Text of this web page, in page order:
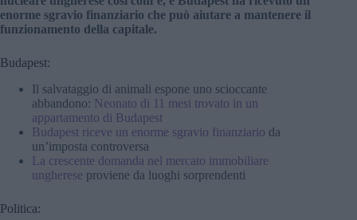
enorme sgravio finanziario che può aiutare a mantenere il
funzionamento della capitale.
Budapest:
Il salvataggio di animali espone uno scioccante
abbandono: Neonato di 11 mesi trovato in un
appartamento di Budapest
Budapest riceve un enorme sgravio finanziario da
un’imposta controversa
La crescente domanda nel mercato immobiliare
ungherese proviene da luoghi sorprendenti
Politica: